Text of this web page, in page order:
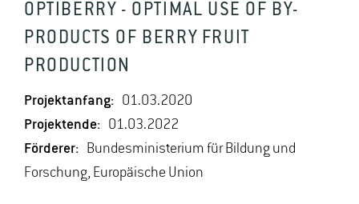
OPTIBERRY - OPTIMAL USE OF BY-
PRODUCTS OF BERRY FRUIT
PRODUCTION
Projektanfang: 01.03.2020
Projektende: 01.03.2022
Förderer: Bundesministerium für Bildung und
Forschung, Europäische Union